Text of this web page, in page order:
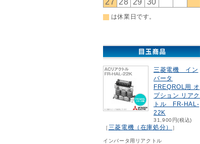
三菱電機 イン
バータ
FREQROL用 オ
プション リアク
トル FR-HAL-
22K
31,900円(税込)
［三菱電機（在庫処分） ］
インバータ用リアクトル